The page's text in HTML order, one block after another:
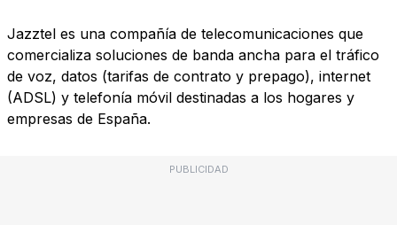
Jazztel es una compañía de telecomunicaciones que
comercializa soluciones de banda ancha para el tráfico
de voz, datos (tarifas de contrato y prepago), internet
(ADSL) y telefonía móvil destinadas a los hogares y
empresas de España.
PUBLICIDAD